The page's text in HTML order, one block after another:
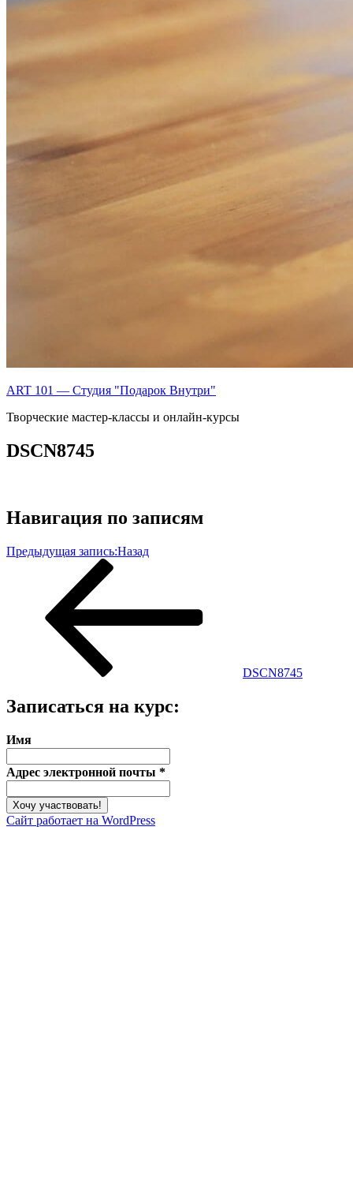
ART 101 — Студия "Подарок Внутри"
Творческие мастер-классы и онлайн-курсы
DSCN8745
Навигация по записям
Предыдущая запись:Назад
DSCN8745
Записаться на курс:
Имя
Адрес электронной почты *
Сайт работает на WordPress